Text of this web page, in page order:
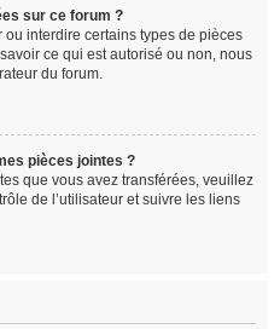
sur ce forum ?
interdire certains types de pièces
ce qui est autorisé ou non, nous
du forum.
pièces jointes ?
que vous avez transférées, veuillez
de l’utilisateur et suivre les liens